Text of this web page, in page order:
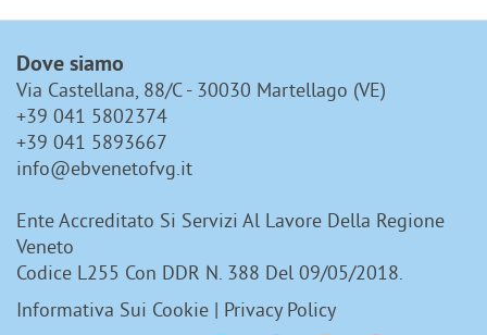
Dove siamo
Via Castellana, 88/C - 30030 Martellago (VE)
+39 041 5802374
+39 041 5893667
info@ebvenetofvg.it
Ente Accreditato Si Servizi Al Lavore Della Regione
Veneto
Codice L255 Con DDR N. 388 Del 09/05/2018.
Informativa Sui Cookie | Privacy Policy